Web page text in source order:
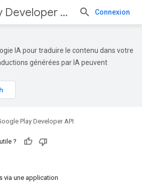
API Connexion
IA pour traduire le contenu dans votre
générées par IA peuvent
Play Developer API
?
via une application